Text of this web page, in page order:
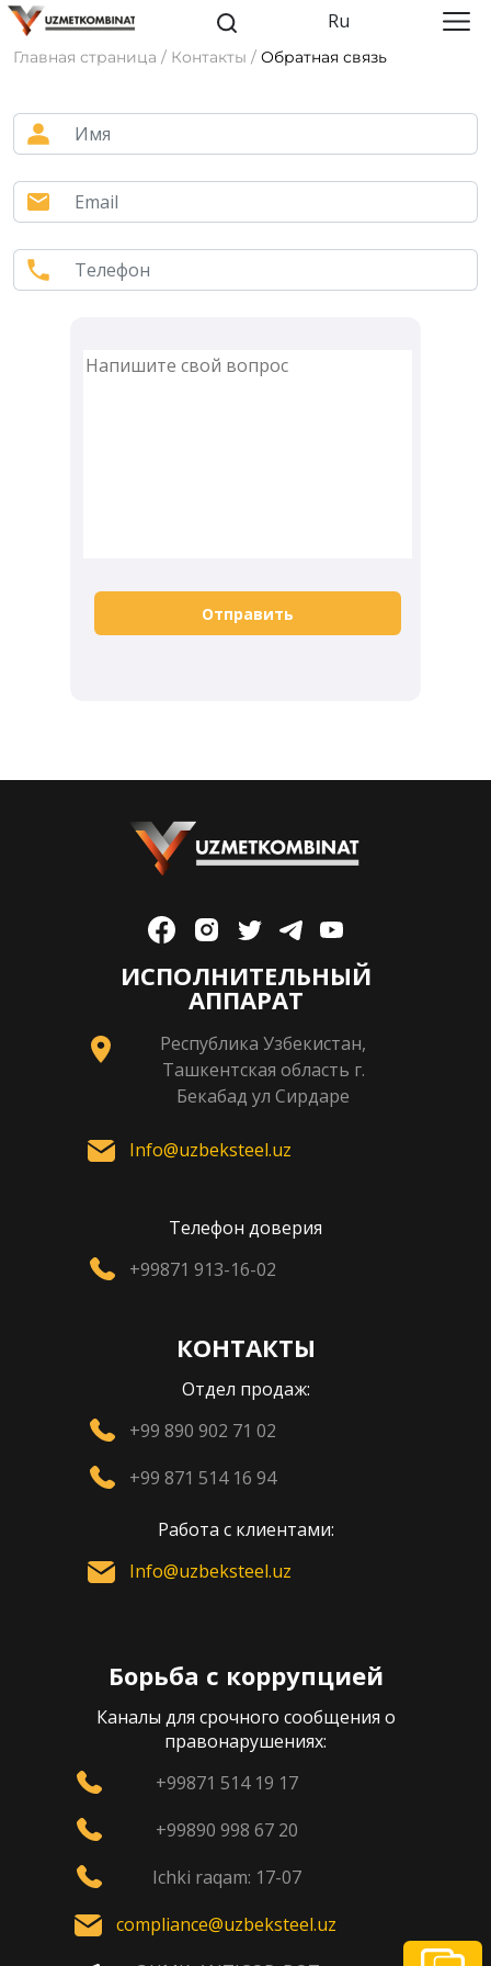
Ru
Главная страница / Контакты / Обратная связь
Отправить
ИСПОЛНИТЕЛЬНЫЙ
АППАРАТ
Республика Узбекистан,
Ташкентская область г.
Бекабад ул Сирдаре
Info@uzbeksteel.uz
Телефон доверия
+99871 913-16-02
КОНТАКТЫ
Отдел продаж:
+99 890 902 71 02
+99 871 514 16 94
Работа с клиентами:
Info@uzbeksteel.uz
Борьба с коррупцией
Каналы для срочного сообщения о
правонарушениях:
+99871 514 19 17
+99890 998 67 20
Ichki raqam: 17-07
compliance@uzbeksteel.uz